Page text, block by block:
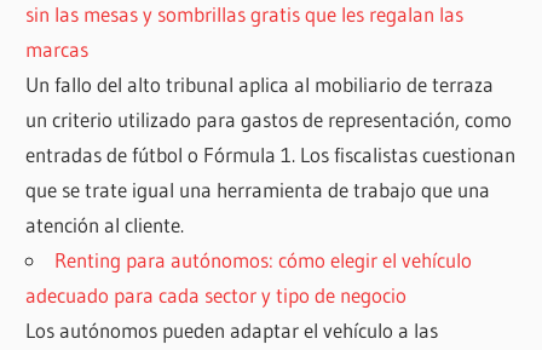
sin las mesas y sombrillas gratis que les regalan las
marcas
Un fallo del alto tribunal aplica al mobiliario de terraza
un criterio utilizado para gastos de representación, como
entradas de fútbol o Fórmula 1. Los fiscalistas cuestionan
que se trate igual una herramienta de trabajo que una
atención al cliente.
Renting para autónomos: cómo elegir el vehículo
adecuado para cada sector y tipo de negocio
Los autónomos pueden adaptar el vehículo a las